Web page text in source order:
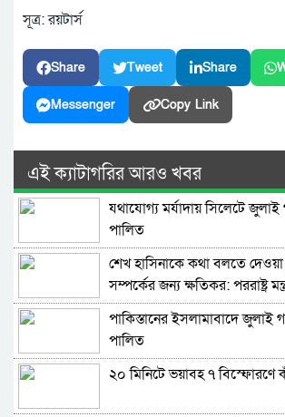
সূত্র: রয়টার্স
Share Tweet Share
Messenger Copy Link
এই ক্যাটাগরির আরও খবর
যথাযোগ্য মর্যাদায় সিলেটে
পালিত
শেখ হাসিনাকে কথা বলতে
সম্পর্কের জন্য ক্ষতিকর: পররাষ্ট্র
পাকিস্তানের ইসলামাবাদে জুলাই
পালিত
২০ মিনিটে ভয়াবহ ৭ বিস্ফোরণে